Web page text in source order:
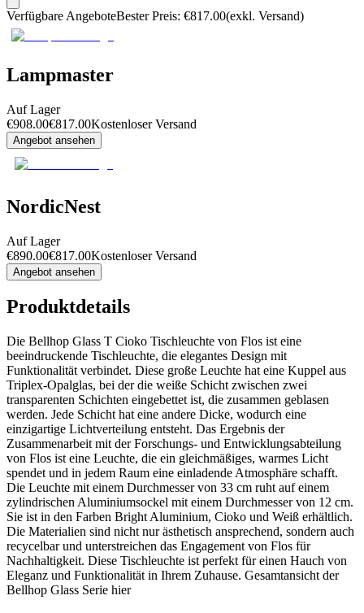
Verfügbare AngeboteBester Preis: €817.00(exkl. Versand)
Lampmaster
Auf Lager
€908.00€817.00Kostenloser Versand
Angebot ansehen
NordicNest
Auf Lager
€890.00€817.00Kostenloser Versand
Angebot ansehen
Produktdetails
Die Bellhop Glass T Cioko Tischleuchte von Flos ist eine
beeindruckende Tischleuchte, die elegantes Design mit
Funktionalität verbindet. Diese große Leuchte hat eine Kuppel aus
Triplex-Opalglas, bei der die weiße Schicht zwischen zwei
transparenten Schichten eingebettet ist, die zusammen geblasen
werden. Jede Schicht hat eine andere Dicke, wodurch eine
einzigartige Lichtverteilung entsteht. Das Ergebnis der
Zusammenarbeit mit der Forschungs- und Entwicklungsabteilung
von Flos ist eine Leuchte, die ein gleichmäßiges, warmes Licht
spendet und in jedem Raum eine einladende Atmosphäre schafft.
Die Leuchte mit einem Durchmesser von 33 cm ruht auf einem
zylindrischen Aluminiumsockel mit einem Durchmesser von 12 cm.
Sie ist in den Farben Bright Aluminium, Cioko und Weiß erhältlich.
Die Materialien sind nicht nur ästhetisch ansprechend, sondern auch
recycelbar und unterstreichen das Engagement von Flos für
Nachhaltigkeit. Diese Tischleuchte ist perfekt für einen Hauch von
Eleganz und Funktionalität in Ihrem Zuhause. Gesamtansicht der
Bellhop Glass Serie hier